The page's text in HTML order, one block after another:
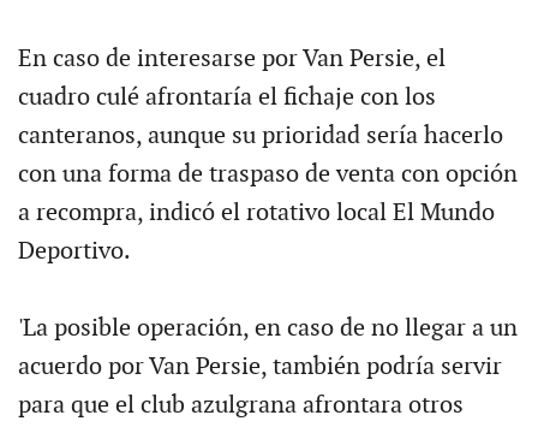
En caso de interesarse por Van Persie, el
cuadro culé afrontaría el fichaje con los
canteranos, aunque su prioridad sería hacerlo
con una forma de traspaso de venta con opción
a recompra, indicó el rotativo local El Mundo
Deportivo.
'La posible operación, en caso de no llegar a un
acuerdo por Van Persie, también podría servir
para que el club azulgrana afrontara otros